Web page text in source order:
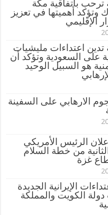
ترحب باتفاقية مكة
وتؤكد أهميتها في تعزيز
الإقليمي
تدين اعتداءات مليشيات
على السعودية وتؤكد أن
هو السبيل الوحيد
الارهابي على السفينة
الرئيس الأمريكي
من خطة السلام
غزة
الإيرانية الجديدة
الكويت والمملكة